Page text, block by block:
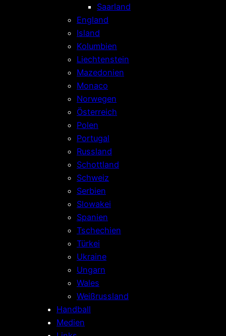
Saarland
England
Island
Kolumbien
Liechtenstein
Mazedonien
Monaco
Norwegen
Österreich
Polen
Portugal
Russland
Schottland
Schweiz
Serbien
Slowakei
Spanien
Tschechien
Türkei
Ukraine
Ungarn
Wales
Weißrussland
Handball
Medien